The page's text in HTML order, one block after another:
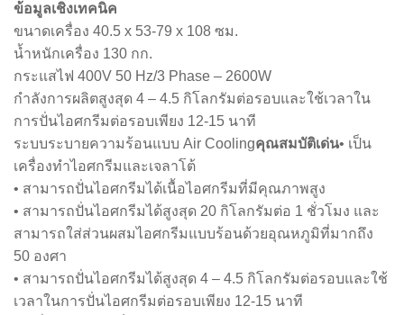
ข้อมูลเชิงเทคนิค
ขนาดเครื่อง 40.5 x 53-79 x 108 ซม.
น้ำหนักเครื่อง 130 กก.
กระแสไฟ 400V 50 Hz/3 Phase – 2600W
กำลังการผลิตสูงสุด 4 – 4.5 กิโลกรัมต่อรอบและใช้เวลาใน
การปั่นไอศกรีมต่อรอบเพียง 12-15 นาที
ระบบระบายความร้อนแบบ Air Coolingคุณสมบัติเด่น• เป็น
เครื่องทำไอศกรีมและเจลาโต้
• สามารถปั่นไอศกรีมได้เนื้อไอศกรีมที่มีคุณภาพสูง
• สามารถปั่นไอศกรีมได้สูงสุด 20 กิโลกรัมต่อ 1 ชั่วโมง และ
สามารถใส่ส่วนผสมไอศกรีมแบบร้อนด้วยอุณหภูมิที่มากถึง
50 องศา
• สามารถปั่นไอศกรีมได้สูงสุด 4 – 4.5 กิโลกรัมต่อรอบและใช้
เวลาในการปั่นไอศกรีมต่อรอบเพียง 12-15 นาที